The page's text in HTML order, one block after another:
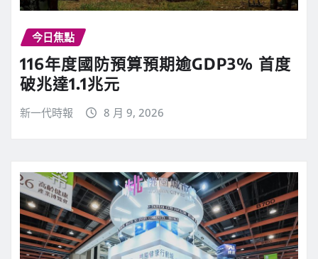
今日焦點
116年度國防預算預期逾GDP3% 首度
破兆達1.1兆元
新一代時報 8 月 9, 2026